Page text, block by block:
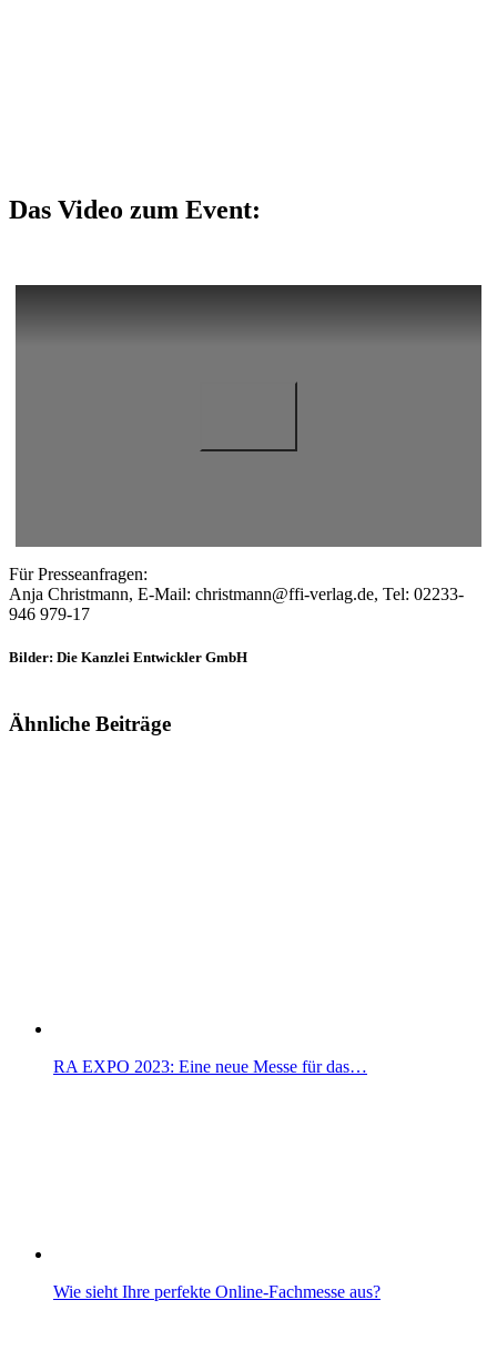
Das Video zum Event:
Für Presseanfragen:
Anja Christmann, E-Mail: christmann@ffi-verlag.de, Tel: 02233-
946 979-17
Bilder: Die Kanzlei Entwickler GmbH
Ähnliche Beiträge
RA EXPO 2023: Eine neue Messe für das…
Wie sieht Ihre perfekte Online-Fachmesse aus?